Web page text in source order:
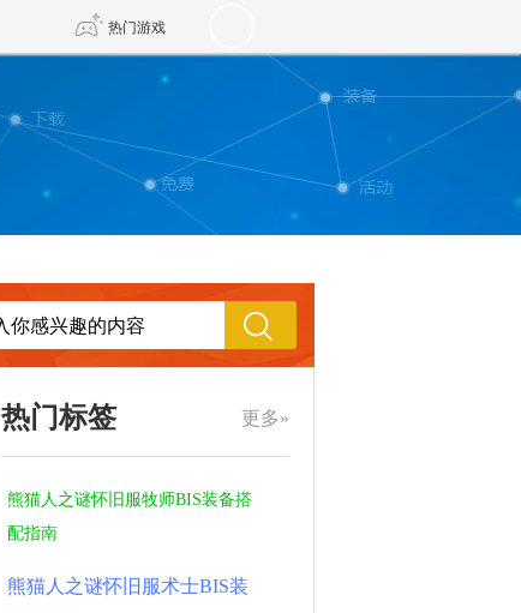
热门游戏
DNF 传奇4
诛仙世界 新仙侠5
更多»
热门标签
熊猫人之谜怀旧服牧师BIS装备搭
配指南
熊猫人之谜怀旧服术士BIS装